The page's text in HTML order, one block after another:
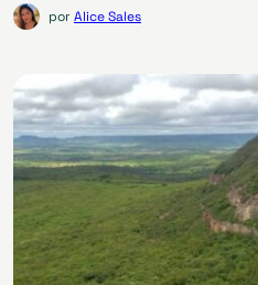
porAlice Sales